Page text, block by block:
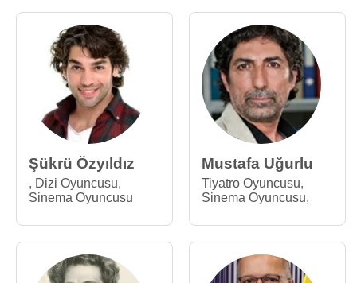
Şükrü Özyıldız
, Dizi Oyuncusu,
Sinema Oyuncusu
Mustafa Uğurlu
Tiyatro Oyuncusu,
Sinema Oyuncusu,